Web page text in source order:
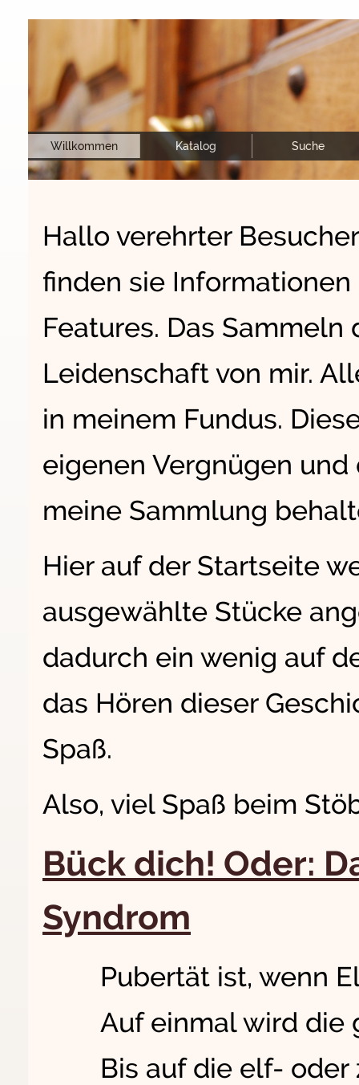
Willkommen Katalog Suche
Hallo verehrter
finden sie
Features. Das
Leidenschaft von mir.
in meinem Fundus.
eigenen Vergnügen
meine Sammlung
Hier auf der Startseite
ausgewählte Stücke
dadurch ein wenig auf
das Hören dieser
Spaß.
Also, viel Spaß beim
Bück dich! Oder:
Syndrom
Pubertät ist, wenn
Auf einmal wird die
Bis auf die elf- oder